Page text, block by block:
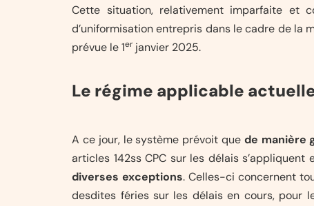
Cette situation, relativement imparfaite
d’uniformisation entrepris dans le cadre de la
prévue le 1erjanvier 2025.
Le régime applicable
A ce jour, le système prévoit que de manière
articles 142ss CPC sur les délais
diverses exceptions. Celles-ci concernent
desdites féries sur les délais en cours, pour